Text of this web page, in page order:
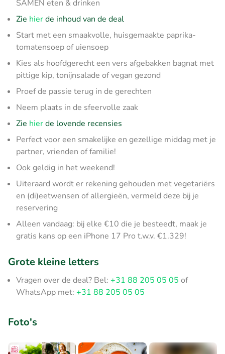
SAMEN eten & drinken
Zie hierde inhoud van de deal
Start met een smaakvolle, huisgemaakte paprika-
tomatensoep of uiensoep
Kies als hoofdgerecht een vers afgebakken bagnat met
pittige kip, tonijnsalade of vegan gezond
Proef de passie terug in de gerechten
Neem plaats in de sfeervolle zaak
Zie hierde lovende recensies
Perfect voor een smakelijke en gezellige middag met je
partner, vrienden of familie!
Ook geldig in het weekend!
Uiteraard wordt er rekening gehouden met vegetariërs
en (di)eetwensen of allergieën, vermeld deze bij je
reservering
Alleen vandaag: bij elke €10 die je besteedt, maak je
gratis kans op een iPhone 17 Pro t.w.v. €1.329!
Grote kleine letters
Vragen over de deal? Bel: +31 88 205 05 05 of
WhatsApp met: +31 88 205 05 05
Foto's